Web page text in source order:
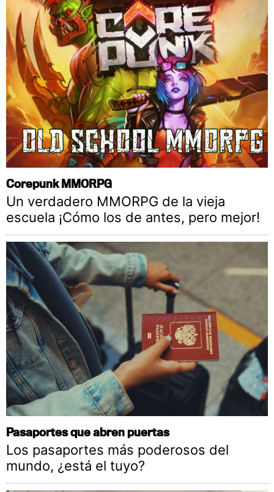
Corepunk MMORPG
Un verdadero MMORPG de la vieja
escuela ¡Cómo los de antes, pero mejor!
Pasaportes que abren puertas
Los pasaportes más poderosos del
mundo, ¿está el tuyo?